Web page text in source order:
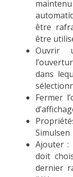
être
être
Ouvrir
dans
Fermer
Simulsen
Ajouter :
doit
dernier